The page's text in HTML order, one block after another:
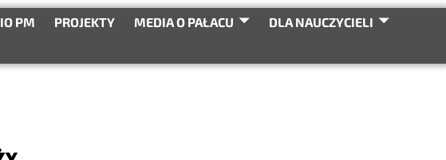
PM PROJEKTY MEDIA O PAŁACU
DLA NAUCZYCIELI